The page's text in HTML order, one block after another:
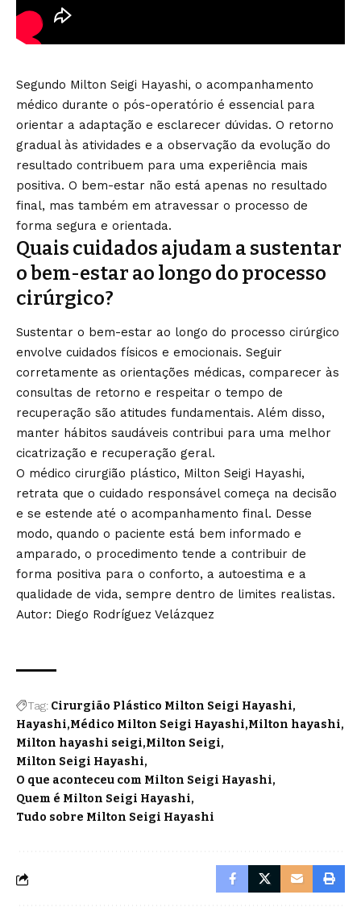
Segundo Milton Seigi Hayashi, o acompanhamento
médico durante o pós-operatório é essencial para
orientar a adaptação e esclarecer dúvidas. O retorno
gradual às atividades e a observação da evolução do
resultado contribuem para uma experiência mais
positiva. O bem-estar não está apenas no resultado
final, mas também em atravessar o processo de
forma segura e orientada.
Quais cuidados ajudam a sustentar
o bem-estar ao longo do processo
cirúrgico?
Sustentar o bem-estar ao longo do processo cirúrgico
envolve cuidados físicos e emocionais. Seguir
corretamente as orientações médicas, comparecer às
consultas de retorno e respeitar o tempo de
recuperação são atitudes fundamentais. Além disso,
manter hábitos saudáveis contribui para uma melhor
cicatrização e recuperação geral.
O médico cirurgião plástico, Milton Seigi Hayashi,
retrata que o cuidado responsável começa na decisão
e se estende até o acompanhamento final. Desse
modo, quando o paciente está bem informado e
amparado, o procedimento tende a contribuir de
forma positiva para o conforto, a autoestima e a
qualidade de vida, sempre dentro de limites realistas.
Autor: Diego Rodríguez Velázquez
Tag: Cirurgião Plástico Milton Seigi Hayashi
Hayashi Médico Milton Seigi Hayashi Milton hayashi
Milton hayashi seigi Milton Seigi
Milton Seigi Hayashi
O que aconteceu com Milton Seigi Hayashi
Quem é Milton Seigi Hayashi
Tudo sobre Milton Seigi Hayashi